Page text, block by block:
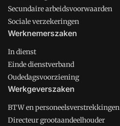
Secundaire arbeidsvoorwaarden
Sociale verzekeringen
Werknemerszaken
In dienst
Einde dienstverband
Oudedagsvoorziening
Werkgeverszaken
BTW en personeelsverstrekkingen
Directeur grootaandeelhouder